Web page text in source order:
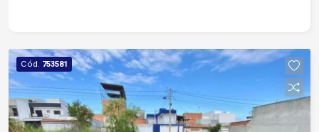
Aguirre em cerca de 12 minutos
Aproximadamente 15 minutos do Centro de
Sorocaba Região próxima a supermercados,
farmácias, escolas, padarias, academias, postos
de combustíveis e diversos comércios e
Cód. 753581